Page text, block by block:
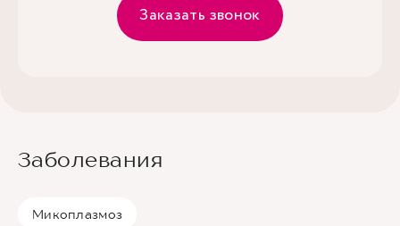
Заказать звонок
Заболевания
Микоплазмоз